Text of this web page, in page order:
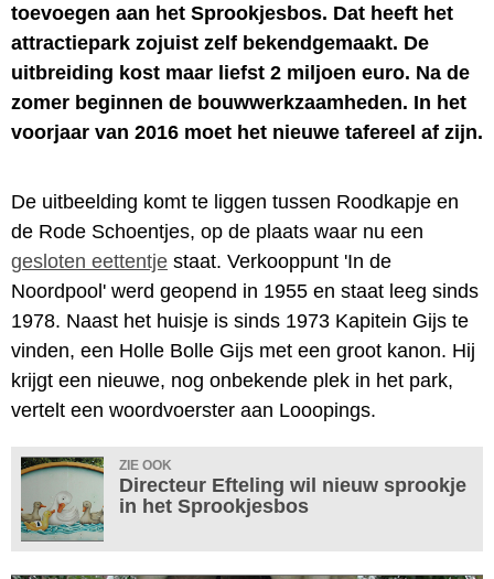
toevoegen aan het Sprookjesbos. Dat heeft het
attractiepark zojuist zelf bekendgemaakt. De
uitbreiding kost maar liefst 2 miljoen euro. Na de
zomer beginnen de bouwwerkzaamheden. In het
voorjaar van 2016 moet het nieuwe tafereel af zijn.
De uitbeelding komt te liggen tussen Roodkapje en
de Rode Schoentjes, op de plaats waar nu een
gesloten eettentje staat. Verkooppunt 'In de
Noordpool' werd geopend in 1955 en staat leeg sinds
1978. Naast het huisje is sinds 1973 Kapitein Gijs te
vinden, een Holle Bolle Gijs met een groot kanon. Hij
krijgt een nieuwe, nog onbekende plek in het park,
vertelt een woordvoerster aan Looopings.
ZIE OOK
Directeur Efteling wil nieuw sprookje
in het Sprookjesbos